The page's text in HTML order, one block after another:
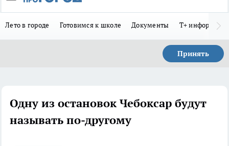
Лето в городе Готовимся к школе Документы Т+
Принять
Одну из остановок Чебоксар будут
называть по-другому